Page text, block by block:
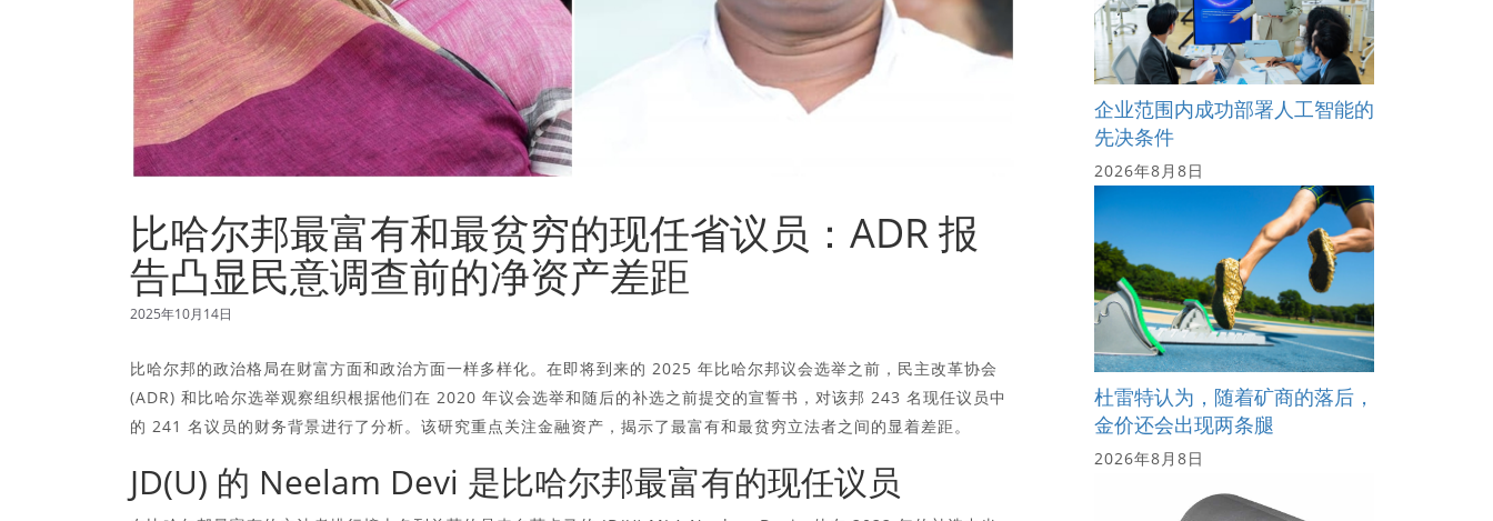
比哈尔邦最富有和最贫穷的现任省议员：ADR 报
告凸显民意调查前的净资产差距
2025年10月14日
比哈尔邦的政治格局在财富方面和政治方面一样多样化。在即将到来的 2025 年比哈尔邦议会选举之前，民主改革协会
(ADR) 和比哈尔选举观察组织根据他们在 2020 年议会选举和随后的补选之前提交的宣誓书，对该邦 243 名现任议员中
的 241 名议员的财务背景进行了分析。该研究重点关注金融资产，揭示了最富有和最贫穷立法者之间的显着差距。
JD(U) 的 Neelam Devi 是比哈尔邦最富有的现任议员
企业范围内成功部署人工智能的
先决条件
2026年8月8日
杜雷特认为，随着矿商的落后，
金价还会出现两条腿
2026年8月8日